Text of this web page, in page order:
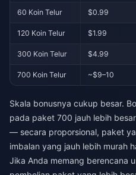
60 Koin Telur $0.99
120 Koin Telur $1.99
300 Koin Telur $4.99
700 Koin Telur ~$9–10
Skala bonusnya cukup besar.
pada paket 700 jauh lebih
— secara proporsional, paket
imbalan yang jauh lebih murah
Jika Anda memang berencana